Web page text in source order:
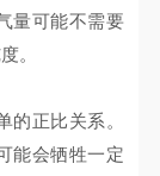
量可能不需要
。
正比关系。
能会牺牲一定